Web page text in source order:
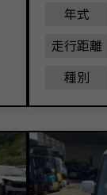
年式
走行距離
種別